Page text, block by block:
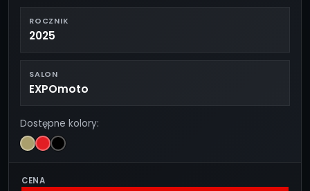
ROCZNIK
2025
SALON
EXPOmoto
Dostępne kolory:
CENA